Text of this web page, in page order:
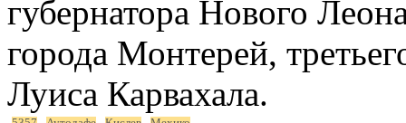
губернатора Нового
города Монтерей,
Луиса Карвахала.